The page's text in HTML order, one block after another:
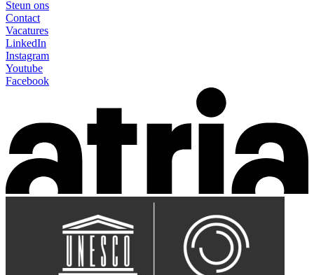
Steun ons
Contact
Vacatures
LinkedIn
Instagram
Youtube
Facebook